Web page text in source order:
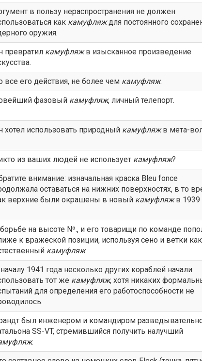
в пользу нераспространения не должен
как камуфляждля постоянного
оружия.
превратил камуфляжв изысканное произведение
все его действия, не более чем камуфляж.
фазовый камуфляж, личный телепорт.
хотел использовать природный камуфляжв мета-
из ваших людей не использует камуфляж?
внимание: изначальная краска Bleu fonce
оставаться на нижних поверхностях, в то
верхние были окрашены в новый камуфляжв 1939
на высоте Nº., и его товарищи по команде
к вражеской позиции, используя сено и ветки как
камуфляж.
1941 года несколько других кораблей начали
тот же камуфляж, хотя никаких
для определения его работоспособности не
был инженером и командиром
SS-VT, стремившийся получить налучший
.